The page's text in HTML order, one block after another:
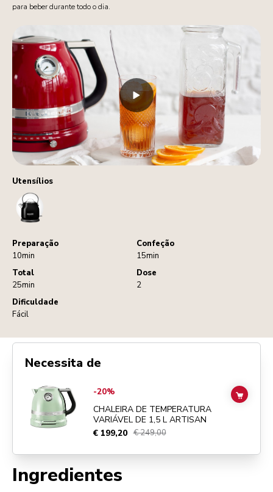
Utensílios
Kettle
Preparação
10min
Confeção
15min
Total
25min
Dose
2
Dificuldade
Fácil
para beber durante todo o dia.
Ingredientes
Necessita de
Go toChaleira de temperatura variável de 1,5 L Artisan details page
-20%
CHALEIRA DE TEMPERATURA
VARIÁVEL DE 1,5 L ARTISAN
€ 199,20 € 249,00
ADD